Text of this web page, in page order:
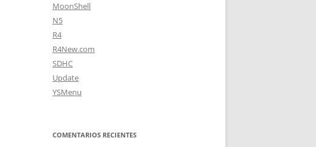
MoonShell
N5
R4
R4New.com
SDHC
Update
YSMenu
COMENTARIOS RECIENTES